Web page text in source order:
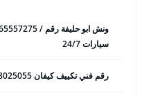
سيارات 24/7
رقم فني تكييف كيفان 98025055 فني تكييف مركزي 24 ساعة